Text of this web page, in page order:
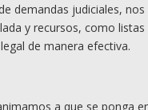
demandas judiciales,
y recursos, como listas
de manera efectiva.
a que se ponga